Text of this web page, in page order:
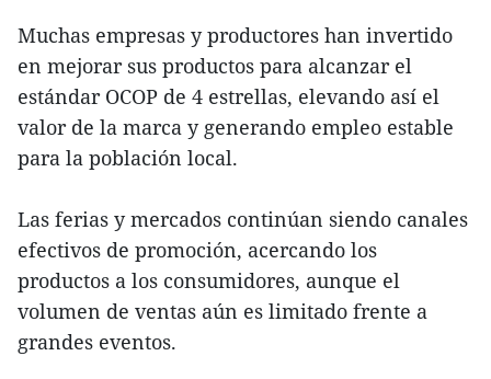
Muchas empresas y productores han invertido
en mejorar sus productos para alcanzar el
estándar OCOP de 4 estrellas, elevando así el
valor de la marca y generando empleo estable
para la población local.
Las ferias y mercados continúan siendo canales
efectivos de promoción, acercando los
productos a los consumidores, aunque el
volumen de ventas aún es limitado frente a
grandes eventos.